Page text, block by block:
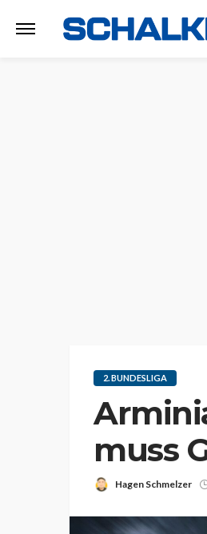
2. BUNDESLIGA
muss
Hagen Schmelzer